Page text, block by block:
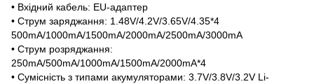
• Вхідний кабель: EU-адаптер
• Струм заряджання: 1.48V/4.2V/3.65V/4.35*4
500mA/1000mA/1500mA/2000mA/2500mA/3000mA
• Струм розряджання:
250mA/500mA/1000mA/1500mA/2000mA*4
• Сумісність з типами акумуляторами: 3.7V/3.8V/3.2V Li-